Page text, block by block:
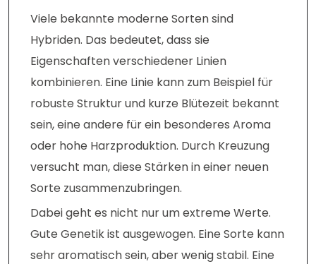
Viele bekannte moderne Sorten sind
Hybriden. Das bedeutet, dass sie
Eigenschaften verschiedener Linien
kombinieren. Eine Linie kann zum Beispiel für
robuste Struktur und kurze Blütezeit bekannt
sein, eine andere für ein besonderes Aroma
oder hohe Harzproduktion. Durch Kreuzung
versucht man, diese Stärken in einer neuen
Sorte zusammenzubringen.
Dabei geht es nicht nur um extreme Werte.
Gute Genetik ist ausgewogen. Eine Sorte kann
sehr aromatisch sein, aber wenig stabil. Eine